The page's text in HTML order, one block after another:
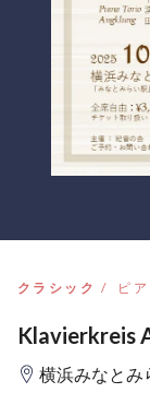
クラシック ピ
Klavierkreis
横浜みなとみ